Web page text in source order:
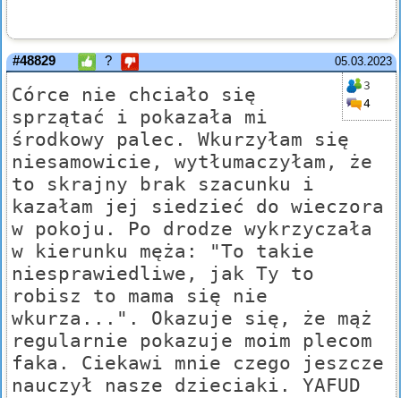
05.03.2023
#48829 ?
3
4
Córce nie chciało się
sprzątać i pokazała mi
środkowy palec. Wkurzyłam się
niesamowicie, wytłumaczyłam, że
to skrajny brak szacunku i
kazałam jej siedzieć do wieczora
w pokoju. Po drodze wykrzyczała
w kierunku męża: "To takie
niesprawiedliwe, jak Ty to
robisz to mama się nie
wkurza...". Okazuje się, że mąż
regularnie pokazuje moim plecom
faka. Ciekawi mnie czego jeszcze
nauczył nasze dzieciaki. YAFUD